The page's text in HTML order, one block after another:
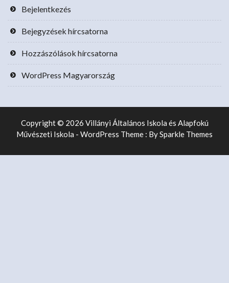
Bejelentkezés
Bejegyzések hírcsatorna
Hozzászólások hírcsatorna
WordPress Magyarország
Copyright © 2026 Villányi Általános Iskola és Alapfokú
Művészeti Iskola - WordPress Theme : BySparkle Themes